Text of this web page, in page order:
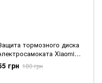
тормозного диска
Xiaomi
/ Pro / 1S
грн 180 грн